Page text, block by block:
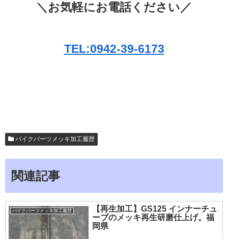
＼お気軽にお電話ください／
TEL:0942-39-6173
バイクパーツメッキ加工履歴
関連記事
バイクパーツメッキ加工履歴
【再生加工】GS125 インナーチュ
ーブのメッキ再生研磨仕上げ。福
岡県